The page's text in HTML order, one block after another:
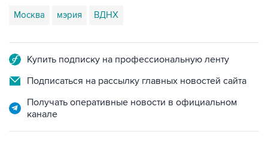
Москва мэрия ВДНХ
Купить подписку на профессиональную ленту
Подписаться на рассылку главных новостей сайта
Получать оперативные новости в официальном
канале